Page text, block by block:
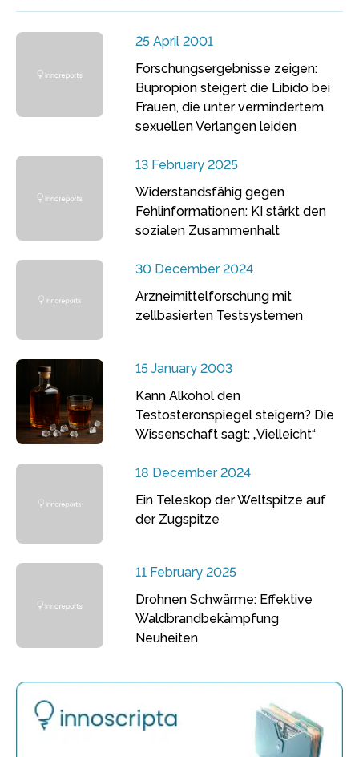
25 April 2001
Forschungsergebnisse zeigen:
Bupropion steigert die Libido bei
Frauen, die unter vermindertem
sexuellen Verlangen leiden
13 February 2025
Widerstandsfähig gegen
Fehlinformationen: KI stärkt den
sozialen Zusammenhalt
30 December 2024
Arzneimittelforschung mit
zellbasierten Testsystemen
15 January 2003
Kann Alkohol den
Testosteronspiegel steigern? Die
Wissenschaft sagt: „Vielleicht“
18 December 2024
Ein Teleskop der Weltspitze auf
der Zugspitze
11 February 2025
Drohnen Schwärme: Effektive
Waldbrandbekämpfung
Neuheiten